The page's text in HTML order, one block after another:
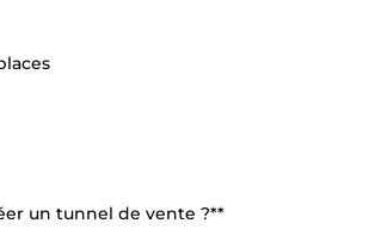
un tunnel de vente ?**